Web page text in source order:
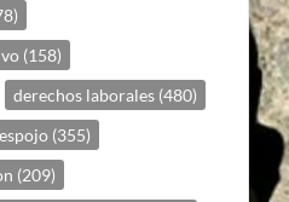
(158)
derechos laborales (480)
(355)
(209)